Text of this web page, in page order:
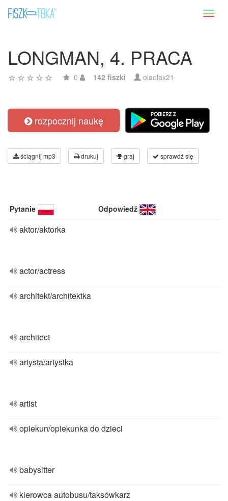
LONGMAN, 4. PRACA
0 142 fiszki olaolax21
rozpocznij naukę
ściągnij mp3 drukuj graj sprawdź się
Pytanie Odpowiedź
aktor/aktorka
actor/actress
architekt/architektka
architect
artysta/artystka
artist
opiekun/opiekunka do dzieci
babysitter
kierowca autobusu/taksówkarz